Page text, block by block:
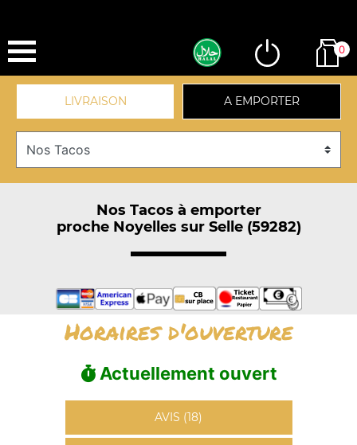
0
LIVRAISON A EMPORTER
Nos Tacos à emporter
proche Noyelles sur Selle (59282)
Horaires d'ouverture
Actuellement ouvert
AVIS (18)